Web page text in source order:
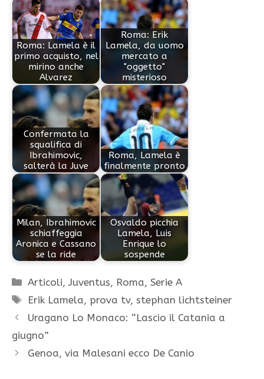
Roma: Lamela è il
primo acquisto, nel
mirino anche
Alvarez
Roma: Erik
Lamela, da uomo
mercato a
"oggetto"
misterioso
Confermata la
squalifica di
Ibrahimovic,
salterà la Juve
Roma, Lamela è
finalmente pronto
Milan, Ibrahimovic
schiaffeggia
Aronica e Cassano
se la ride
Osvaldo picchia
Lamela, Luis
Enrique lo
sospende
Categorie
Articoli,Juventus, Roma,Serie A
Tag
Erik Lamela, prova tv,stephan lichtsteiner
Uragano Lo Monaco: “Lascio il Catania a
giugno”
Genoa, via Malesani ecco De Canio